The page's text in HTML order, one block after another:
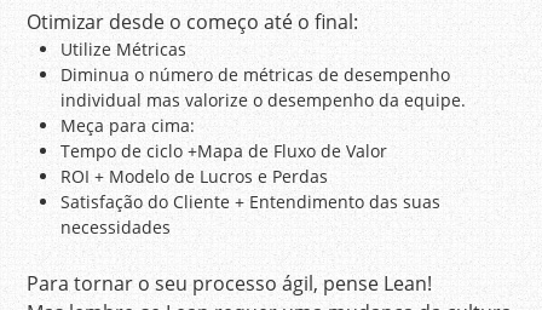
Otimizar desde o começo até o final:
Utilize Métricas
Diminua o número de métricas de desempenho
individual mas valorize o desempenho da equipe.
Meça para cima:
Tempo de ciclo +Mapa de Fluxo de Valor
ROI + Modelo de Lucros e Perdas
Satisfação do Cliente + Entendimento das suas
necessidades
Para tornar o seu processo ágil, pense Lean!